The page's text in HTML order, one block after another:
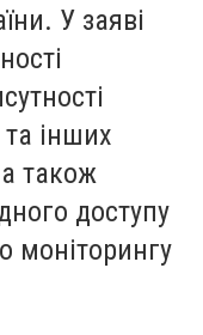
У заяві
інших
також
доступу
моніторингу